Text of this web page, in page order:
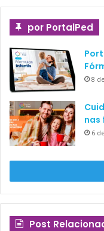
por PortalPed
8
nas
6
Post